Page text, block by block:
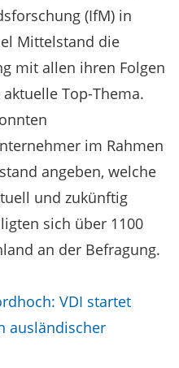
(IfM) in
Mittelstand die
mit allen ihren Folgen
Top-Thema.
im Rahmen
angeben, welche
und zukünftig
sich über 1100
an der Befragung.
VDI startet
ausländischer